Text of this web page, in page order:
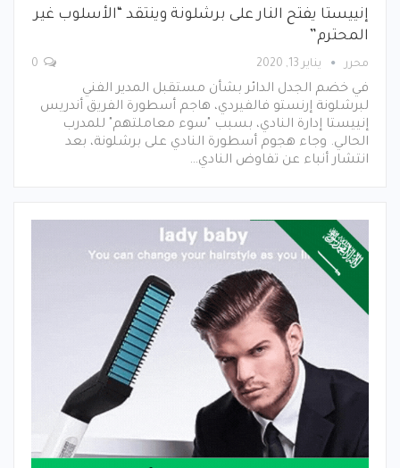
إنييستا يفتح النار على برشلونة وينتقد “الأسلوب غير
المحترم”
محرر يناير 13, 2020
في خضم الجدل الدائر بشأن مستقبل المدير الفني
لبرشلونة إرنستو فالفيردي، هاجم أسطورة الفريق أندريس
إنييستا إدارة النادي، بسبب "سوء معاملتهم" للمدرب
الحالي. وجاء هجوم أسطورة النادي على برشلونة، بعد
انتشار أنباء عن تفاوض النادي…